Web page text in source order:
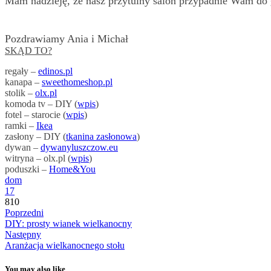
Pozdrawiamy Ania i Michał
SKĄD TO?
regały – edinos.pl
kanapa – sweethomeshop.pl
stolik – olx.pl
komoda tv – DIY (wpis)
fotel – starocie (wpis)
ramki – Ikea
zasłony – DIY (tkanina zasłonowa)
dywan – dywanyluszczow.eu
witryna – olx.pl (wpis)
poduszki – Home&You
dom
17
810
Poprzedni
DIY: prosty wianek wielkanocny
Następny
Aranżacja wielkanocnego stołu
You may also like